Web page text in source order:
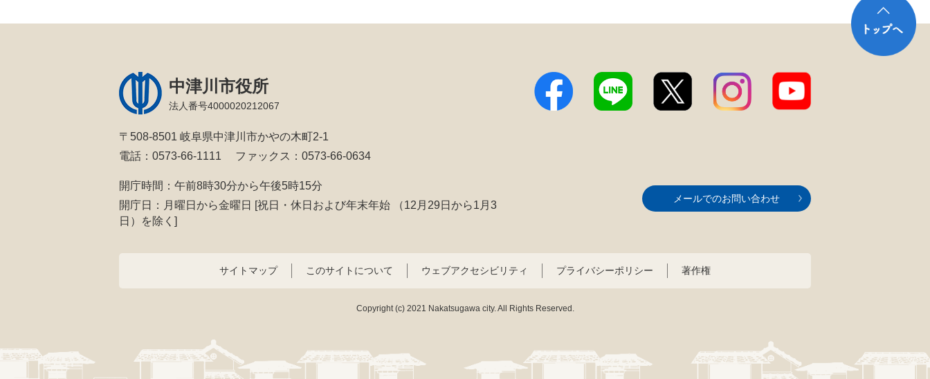
中津川市役所
法人番号4000020212067
〒508-8501 岐阜県中津川市かやの木町2-1
電話：0573-66-1111
ファックス：0573-66-0634
開庁時間：午前8時30分から午後5時15分
開庁日：月曜日から金曜日 [祝日・休日および年末年始
（12月29日から1月3
日）を除く]
メールでのお問い合わせ
サイトマップ このサイトについて ウェブアクセシビリティ プライバシーポリシー 著作権
Copyright (c) 2021 Nakatsugawa city. All Rights Reserved.